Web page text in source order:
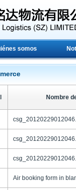
somos
Nombre
Air booking form in